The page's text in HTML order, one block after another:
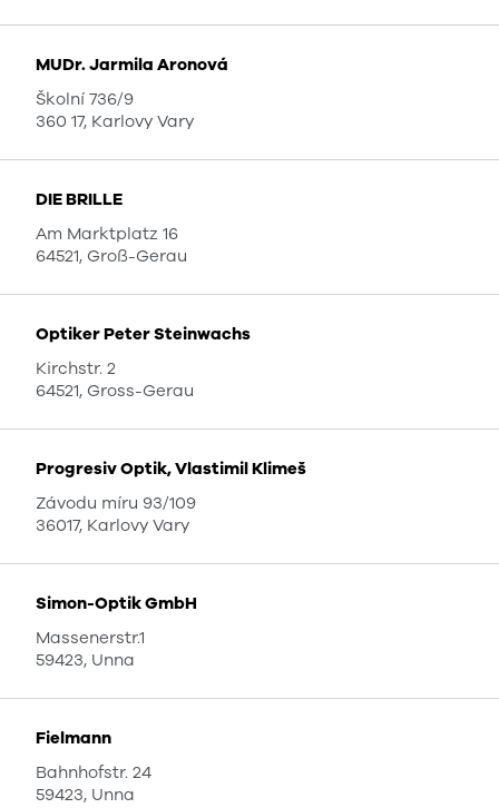
MUDr. Jarmila Aronová
Školní 736/9
360 17, Karlovy Vary
DIE BRILLE
Am Marktplatz 16
64521, Groß-Gerau
Optiker Peter Steinwachs
Kirchstr. 2
64521, Gross-Gerau
Progresiv Optik, Vlastimil Klimeš
Závodu míru 93/109
36017, Karlovy Vary
Simon-Optik GmbH
Massenerstr.1
59423, Unna
Fielmann
Bahnhofstr. 24
59423, Unna